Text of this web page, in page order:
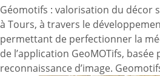
Géomotifs : valorisation du décor
à Tours, à travers le
permettant de perfectionner la
de l’application GeoMOTifs,
reconnaissance d’image.